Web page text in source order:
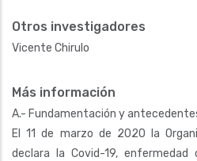
Otros investigadores
Vicente Chirulo
Más información
A.- Fundamentación y
El 11 de marzo de 2020 la
declara la Covid-19, enfermedad